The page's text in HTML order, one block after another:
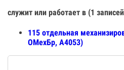
служит или работает в (1
115 отдельная
ОМехБр, А4053)